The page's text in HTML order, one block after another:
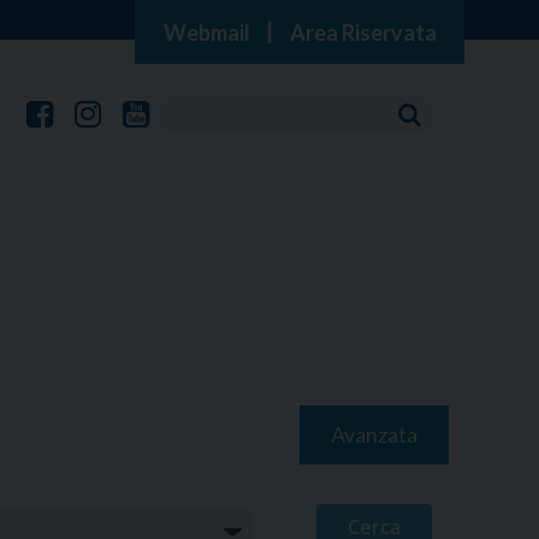
Webmail Area Riservata
Avanzata